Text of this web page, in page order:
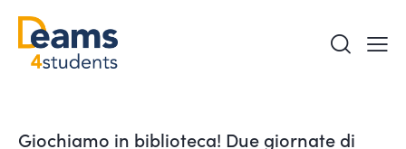
Giochiamo in biblioteca! Due giornate di